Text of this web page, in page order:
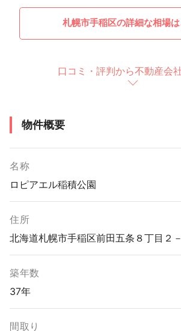
札幌市手稲区の詳細な相場
口コミ・評判から不動産会
物件概要
名称
ロピアエル稲積公園
住所
北海道札幌市手稲区前田五条８丁目２
築年数
37年
間取り